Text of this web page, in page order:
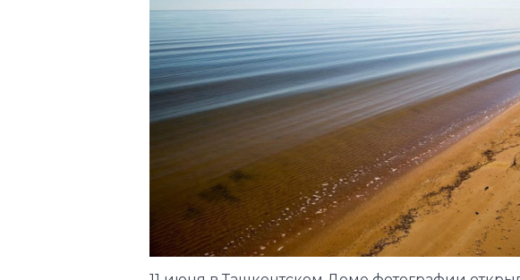
11 июня в Ташкентском Доме фотографии
– сегодня и завтра».